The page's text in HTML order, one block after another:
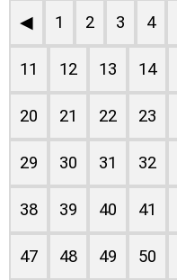
◀ 1 2 3 4
11 12 13 14
20 21 22 23
29 30 31 32
38 39 40 41
47 48 49 50